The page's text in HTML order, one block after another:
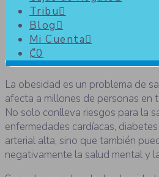
Tribu
Blog
Mi Cuenta
₡0
través de la
estilo de vida
La obesidad es un problema de
afecta a millones de personas en
No solo conlleva riesgos para la
enfermedades cardíacas,
arterial alta, sino que también
negativamente la salud mental y